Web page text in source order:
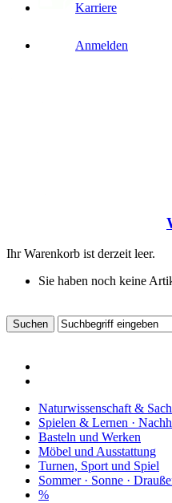
Karriere
Anmelden
Ihr Warenkorb ist derzeit leer.
Sie haben noch keine
Naturwissenschaft &
Spielen & Lernen ·
Basteln und Werken
Möbel und Ausstattung
Turnen, Sport und Spiel
Sommer · Sonne ·
%